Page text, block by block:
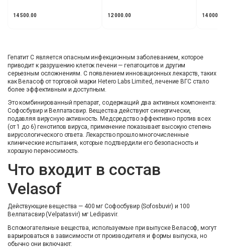
14 500.00 12 000.00 14 000.00
Гепатит C является опасным инфекционным заболеванием, которое
приводит к разрушению клеток печени — гепатоцитов и другим
серьезным осложнениям. С появлением инновационных лекарств, таких
как Веласоф от торговой марки Hetero Labs Limited, лечение ВГС стало
более эффективным и доступным.
Это комбинированный препарат, содержащий два активных компонента:
Софосбувир и Велпатасвир. Вещества действуют синергически,
подавляя вирусную активность. Медсредство эффективно против всех
(от 1 до 6) генотипов вируса, применение показывает высокую степень
вирусологического ответа. Лекарство прошло многочисленные
клинические испытания, которые подтвердили его безопасность и
хорошую переносимость.
Что входит в состав
Velasof
Действующие вещества — 400 мг Софосбувир (Sofosbuvir) и 100
Велпатасвир (Velpatasvir) мг Ledipasvir.
Вспомогательные вещества, используемые при выпуске Веласоф, могут
варьироваться в зависимости от производителя и формы выпуска, но
обычно они включают: